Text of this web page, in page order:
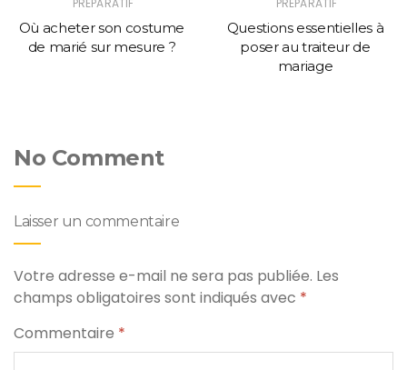
Où acheter son costume
de marié sur mesure ?
Questions essentielles à
poser au traiteur de
mariage
No Comment
Laisser un commentaire
Votre adresse e-mail ne sera pas publiée. Les
champs obligatoires sont indiqués avec *
Commentaire *